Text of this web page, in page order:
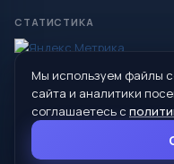
СТАТИСТИКА
© 2026 Управление
Сухой Лог
624800, Свердловская
8 (34373) 4-33-85
Мы используем файлы
сайта и аналитики
соглашаетесь с